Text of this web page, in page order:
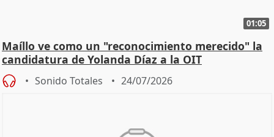
01:05
Maíllo ve como un "reconocimiento merecido" la
candidatura de Yolanda Díaz a la OIT
Sonido Totales 24/07/2026